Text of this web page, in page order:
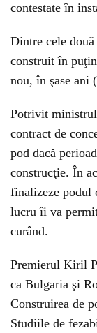
contestate în
Dintre cele
construit în
nou, în şase ani
Potrivit
contract de
pod dacă
construcţie. În
finalizeze podul
lucru îi va
curând.
Premierul Kiril
ca Bulgaria şi
Construirea de
Studiile de